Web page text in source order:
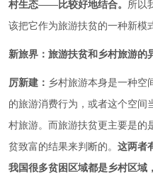
村生态——比较好地结合。 所以
该把它作为旅游扶贫的一种新模
新旅界：旅游扶贫和乡村旅游的
厉新建： 乡村旅游本身是一种空
的旅游消费行为，或者这个空间
村旅游。而旅游扶贫更主要是的
贫致富的结果来判断的。 这两者
我国很多贫困区域都是乡村区域